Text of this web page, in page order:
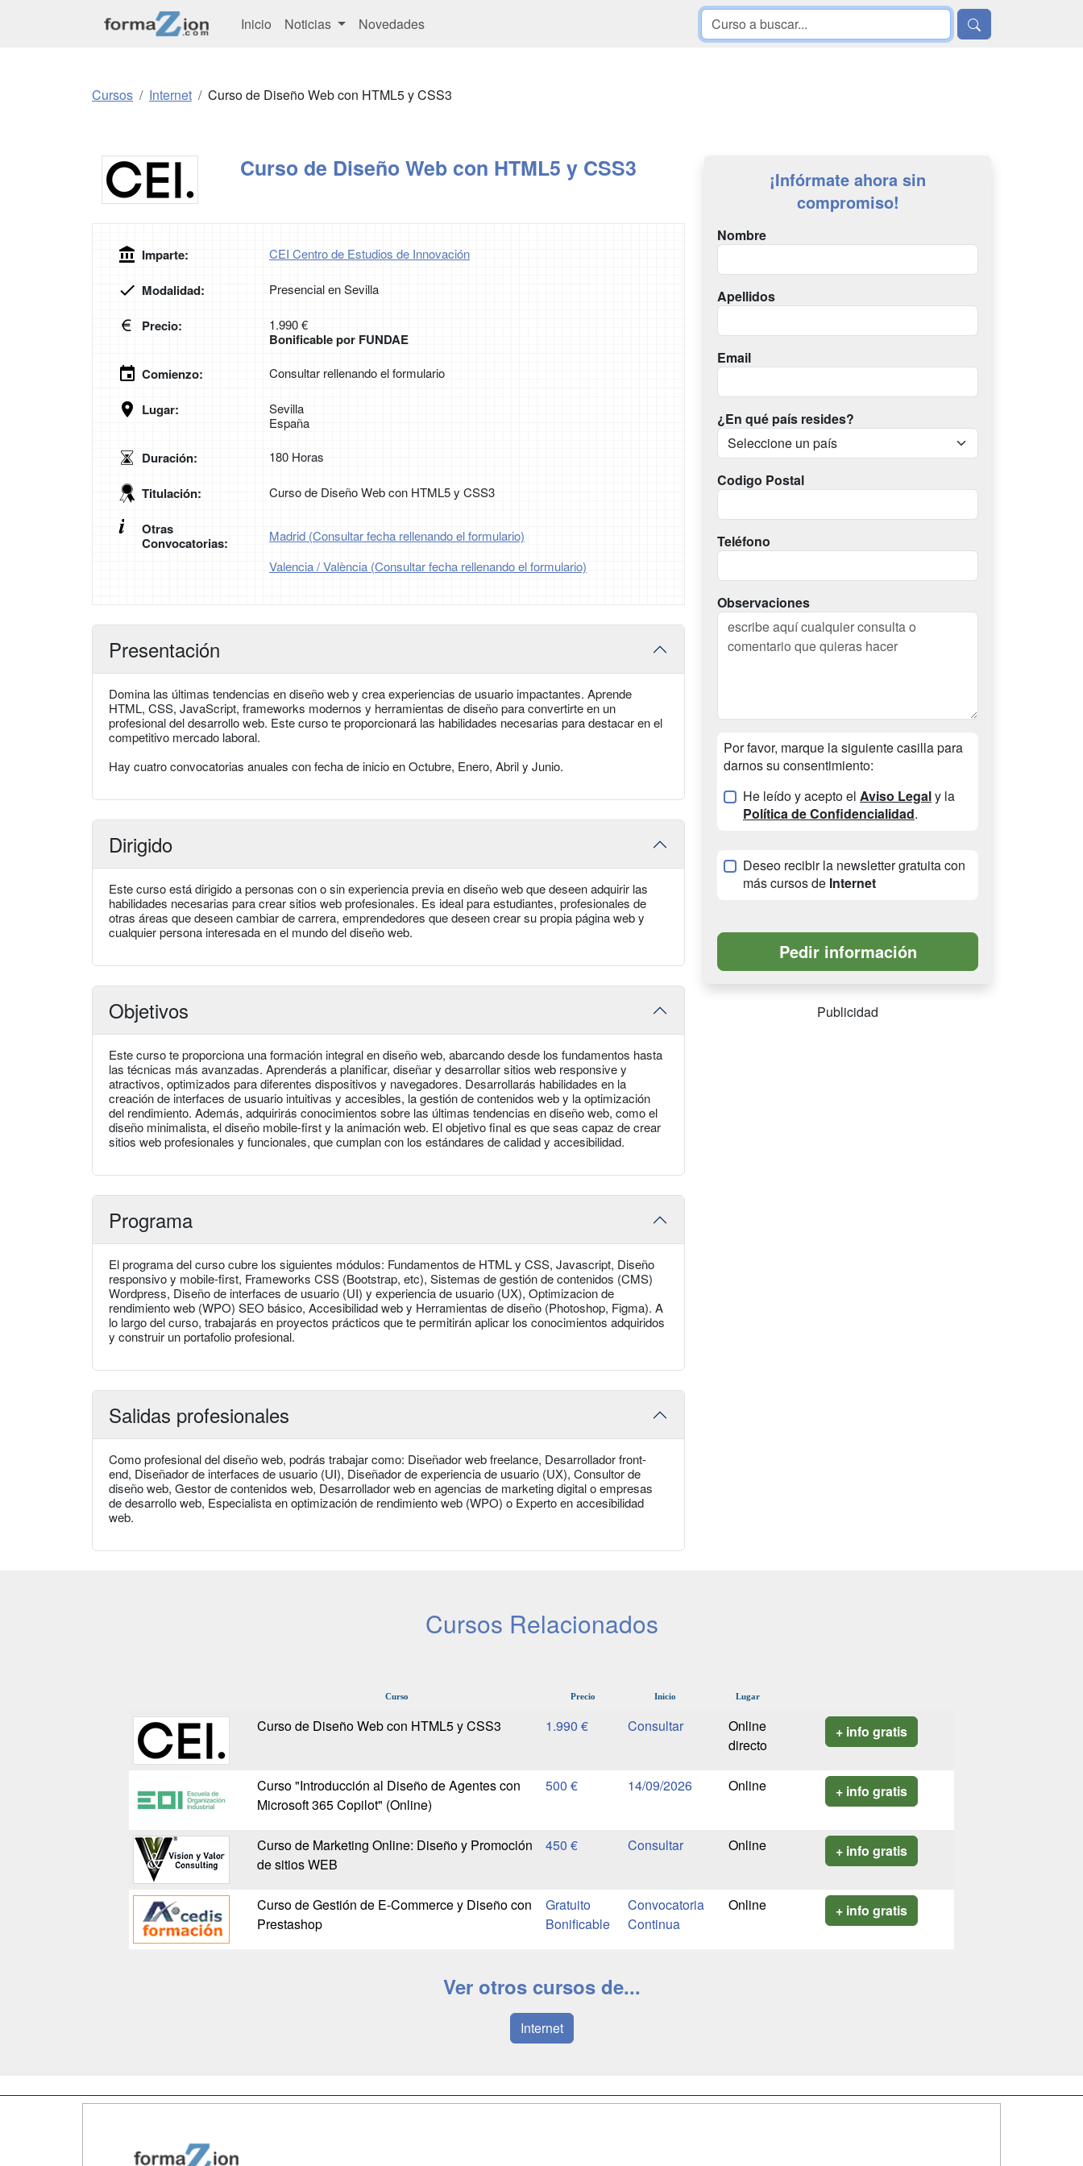
Inicio Noticias Novedades
Cursos Internet Curso de Diseño Web con HTML5 y CSS3
Curso de Diseño Web con HTML5 y CSS3
Imparte: CEI Centro de Estudios de Innovación
Modalidad: Presencial en Sevilla
Precio: 1.990 €
Bonificable por FUNDAE
Comienzo:
Consultar rellenando el formulario
Lugar:
Sevilla
España
Duración: 180 Horas
Titulación: Curso de Diseño Web con HTML5 y CSS3
Otras
Convocatorias:
Madrid (Consultar fecha rellenando el formulario)
Valencia / València (Consultar fecha rellenando el formulario)
Presentación
Domina las últimas tendencias en diseño web y crea experiencias de usuario impactantes. Aprende
HTML, CSS, JavaScript, frameworks modernos y herramientas de diseño para convertirte en un
profesional del desarrollo web. Este curso te proporcionará las habilidades necesarias para destacar en el
competitivo mercado laboral.
Hay cuatro convocatorias anuales con fecha de inicio en Octubre, Enero, Abril y Junio.
Dirigido
Este curso está dirigido a personas con o sin experiencia previa en diseño web que deseen adquirir las
habilidades necesarias para crear sitios web profesionales. Es ideal para estudiantes, profesionales de
otras áreas que deseen cambiar de carrera, emprendedores que deseen crear su propia página web y
cualquier persona interesada en el mundo del diseño web.
Objetivos
Este curso te proporciona una formación integral en diseño web, abarcando desde los fundamentos hasta
las técnicas más avanzadas. Aprenderás a planificar, diseñar y desarrollar sitios web responsive y
atractivos, optimizados para diferentes dispositivos y navegadores. Desarrollarás habilidades en la
creación de interfaces de usuario intuitivas y accesibles, la gestión de contenidos web y la optimización
del rendimiento. Además, adquirirás conocimientos sobre las últimas tendencias en diseño web, como el
diseño minimalista, el diseño mobile-first y la animación web. El objetivo final es que seas capaz de crear
sitios web profesionales y funcionales, que cumplan con los estándares de calidad y accesibilidad.
Programa
El programa del curso cubre los siguientes módulos: Fundamentos de HTML y CSS, Javascript, Diseño
responsivo y mobile-first, Frameworks CSS (Bootstrap, etc), Sistemas de gestión de contenidos (CMS)
Wordpress, Diseño de interfaces de usuario (UI) y experiencia de usuario (UX), Optimizacion de
rendimiento web (WPO) SEO básico, Accesibilidad web y Herramientas de diseño (Photoshop, Figma). A
lo largo del curso, trabajarás en proyectos prácticos que te permitirán aplicar los conocimientos adquiridos
y construir un portafolio profesional.
Salidas profesionales
Como profesional del diseño web, podrás trabajar como: Diseñador web freelance, Desarrollador front-
end, Diseñador de interfaces de usuario (UI), Diseñador de experiencia de usuario (UX), Consultor de
diseño web, Gestor de contenidos web, Desarrollador web en agencias de marketing digital o empresas
de desarrollo web, Especialista en optimización de rendimiento web (WPO) o Experto en accesibilidad
web.
¡Infórmate ahora sin
compromiso!
Nombre
Apellidos
Email
¿En qué país resides?
Codigo Postal
Teléfono
Observaciones
Por favor, marque la siguiente casilla para
darnos su consentimiento:
He leído y acepto el Aviso Legaly la
Política de Confidencialidad.
Deseo recibir la newsletter gratuita con
más cursos de Internet
Publicidad
Cursos Relacionados
Curso Precio Inicio Lugar
Curso de Diseño Web con HTML5 y CSS3 1.990 €
Online
directo
+ info gratis
Curso "Introducción al Diseño de Agentes con
Microsoft 365 Copilot" (Online)
500 € 14/09/2026 Online + info gratis
Curso de Marketing Online: Diseño y Promoción
de sitios WEB
450 € Online + info gratis
Curso de Gestión de E-Commerce y Diseño con
Prestashop
Gratuito
Bonificable
Convocatoria
Continua
Online + info gratis
Ver otros cursos de...
Internet